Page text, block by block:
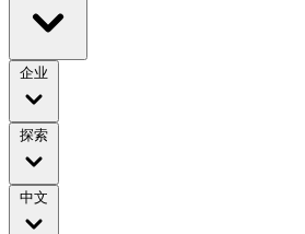
企业
探索
中文